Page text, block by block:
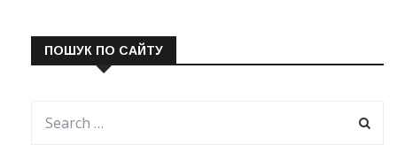
ПОШУК ПО САЙТУ